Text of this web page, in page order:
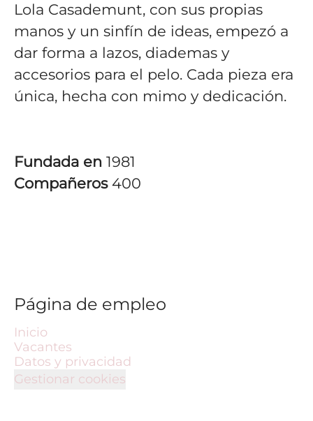
Lola Casademunt, con sus propias
manos y un sinfín de ideas, empezó a
dar forma a lazos, diademas y
accesorios para el pelo. Cada pieza era
única, hecha con mimo y dedicación.
Fundada en 1981
Compañeros 400
Página de empleo
Inicio
Vacantes
Datos y privacidad
Gestionar cookies